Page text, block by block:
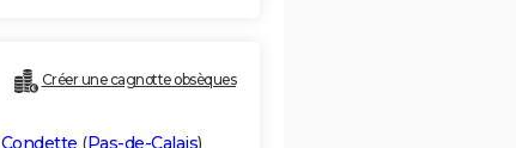
Créer une cagnotte obsèques
Condette (Pas-de-Calais)